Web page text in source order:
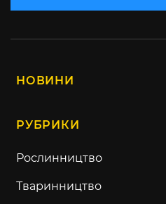
НОВИНИ
РУБРИКИ
Рослинництво
Тваринництво